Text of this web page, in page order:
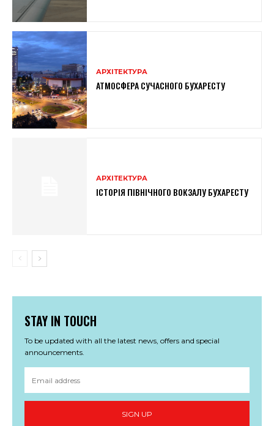
АРХІТЕКТУРА
АТМОСФЕРА СУЧАСНОГО БУХАРЕСТУ
АРХІТЕКТУРА
ІСТОРІЯ ПІВНІЧНОГО ВОКЗАЛУ БУХАРЕСТУ
STAY IN TOUCH
To be updated with all the latest news, offers and special
announcements.
SIGN UP